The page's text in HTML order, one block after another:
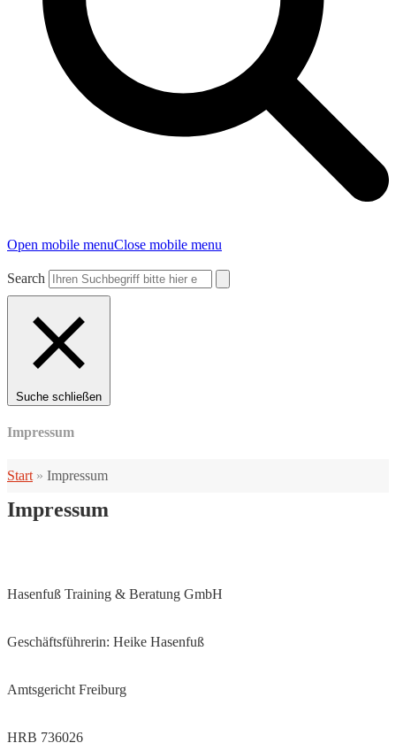
Open mobile menuClose mobile menu
Search
Suche schließen
Impressum
Start » Impressum
Impressum
Hasenfuß Training & Beratung GmbH
Geschäftsführerin: Heike Hasenfuß
Amtsgericht Freiburg
HRB 736026